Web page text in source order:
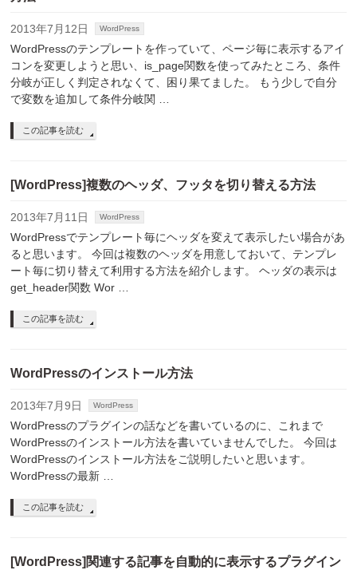
2013年7月12日 WordPress
WordPressのテンプレートを作っていて、ページ毎に表示するアイ
コンを変更しようと思い、is_page関数を使ってみたところ、条件
分岐が正しく判定されなくて、困り果てました。 もう少しで自分
で変数を追加して条件分岐関 …
この記事を読む
[WordPress]複数のヘッダ、フッタを切り替える方法
2013年7月11日 WordPress
WordPressでテンプレート毎にヘッダを変えて表示したい場合があ
ると思います。 今回は複数のヘッダを用意しておいて、テンプレ
ート毎に切り替えて利用する方法を紹介します。 ヘッダの表示は
get_header関数 Wor …
この記事を読む
WordPressのインストール方法
2013年7月9日 WordPress
WordPressのプラグインの話などを書いているのに、これまで
WordPressのインストール方法を書いていませんでした。 今回は
WordPressのインストール方法をご説明したいと思います。
WordPressの最新 …
この記事を読む
[WordPress]関連する記事を自動的に表示するプラグイン